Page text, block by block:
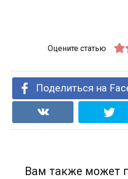
Оцените статью
Поделиться на
Вам также может